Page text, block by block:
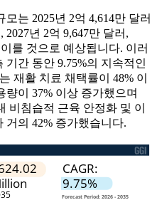
는 2025년 2억 4,614만 달러
2027년 2억 9,647만 달러,
를 것으로 예상됩니다. 이러
기간 동안 9.75%의 지속적인
재활 치료 채택률이 48% 이
이 37% 이상 증가했으며
비침습적 근육 안정화 및 이
거의 42% 증가했습니다.